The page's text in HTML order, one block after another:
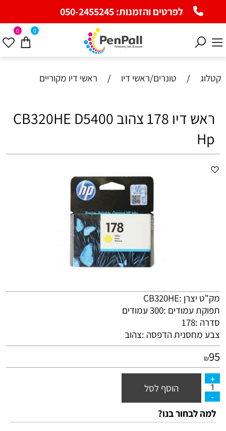
לפרטים והזמנות:050-2455245
0 0
קטלוג / טונרים/ראשי דיו / ראשי דיו מקוריים
ראש דיו 178 צהוב CB320HE D5400
Hp
מק"ט יצרן :CB320HE
תפוקת עמודים :300 עמודים
סדרה :178
צבע מחסנית הדפסה :צהוב
₪95
הוסף לסל
למה לבחור בנו?